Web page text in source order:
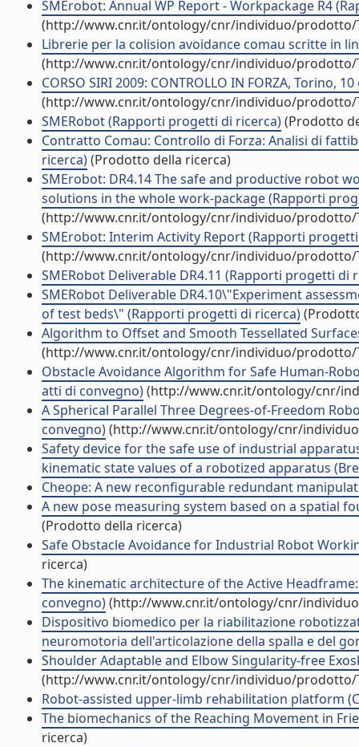
SMErobot: Annual WP Report - Workpackage R4
(http://www.cnr.it/ontology/cnr/individuo/prodotto/
Librerie per la colision avoidance comau scritte in
(http://www.cnr.it/ontology/cnr/individuo/prodotto/
CORSO SIRI 2009: CONTROLLO IN FORZA,
(http://www.cnr.it/ontology/cnr/individuo/prodotto/
SMERobot (Rapporti progetti di ricerca)(Prodotto
Contratto Comau: Controllo di Forza: Analisi di
ricerca)(Prodotto della ricerca)
SMErobot: DR4.14 The safe and productive robot
solutions in the whole work-package (Rapporti
(http://www.cnr.it/ontology/cnr/individuo/prodotto/
SMErobot: Interim Activity Report (Rapporti
(http://www.cnr.it/ontology/cnr/individuo/prodotto/
SMERobot Deliverable DR4.11 (Rapporti progetti di
SMERobot Deliverable DR4.10\"Experiment
of test beds\" (Rapporti progetti di ricerca)
Algorithm to Offset and Smooth Tessellated
(http://www.cnr.it/ontology/cnr/individuo/prodotto/
Obstacle Avoidance Algorithm for Safe Human-
atti di convegno)(http://www.cnr.it/ontology/cnr/
A Spherical Parallel Three Degrees-of-Freedom
convegno)(http://www.cnr.it/ontology/cnr/
Safety device for the safe use of industrial
kinematic state values of a robotized apparatus
Cheope: A new reconfigurable redundant
A new pose measuring system based on a spatial
(Prodotto della ricerca)
Safe Obstacle Avoidance for Industrial Robot
ricerca)
The kinematic architecture of the Active
convegno)(http://www.cnr.it/ontology/cnr/
Dispositivo biomedico per la riabilitazione
neuromotoria dell'articolazione della spalla e del
Shoulder Adaptable and Elbow Singularity-free
(http://www.cnr.it/ontology/cnr/individuo/prodotto/
Robot-assisted upper-limb rehabilitation platform
The biomechanics of the Reaching Movement in
ricerca)